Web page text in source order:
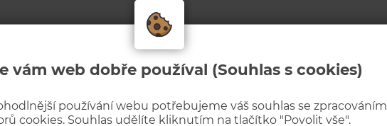
vám web dobře používal (Souhlas s cookies)
používání webu potřebujeme váš souhlas se zpracováním
cookies. Souhlas udělíte kliknutím na tlačítko "Povolit vše".